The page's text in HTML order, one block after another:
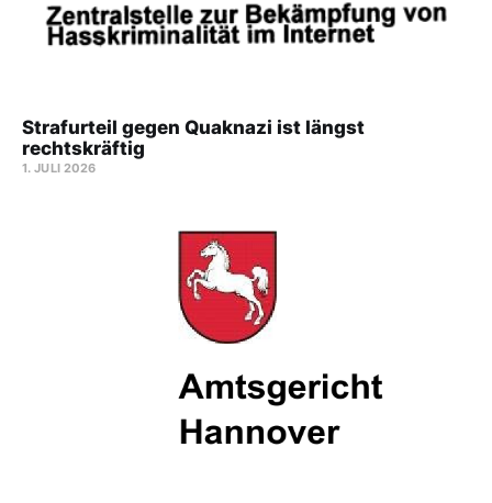
Strafurteil gegen Quaknazi ist längst
rechtskräftig
1. JULI 2026